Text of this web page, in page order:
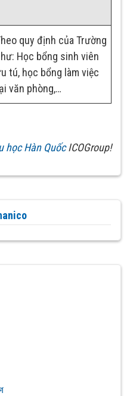
quy định của Trường
Học bổng sinh viên
tú, học bổng làm việc
văn phòng,…
học Hàn QuốcICOGroup!